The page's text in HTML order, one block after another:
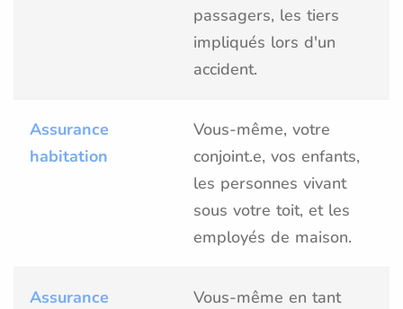
passagers, les tiers
impliqués lors d'un
accident.
Assurance
habitation
Vous-même, votre
conjoint.e, vos enfants,
les personnes vivant
sous votre toit, et les
employés de maison.
Assurance
Vous-même en tant